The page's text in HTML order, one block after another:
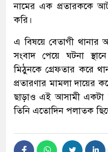
নামের এক প্রতারককে
করি।
এ বিষয়ে বেতাগী থানার
সংবাদ পেয়ে ঘটনা
মিঠুনকে গ্রেফতার করে
প্রতারণার মামলা দায়ের
ছাড়াও এই আসামী একটা
তিনি এতোদিন পলাতক